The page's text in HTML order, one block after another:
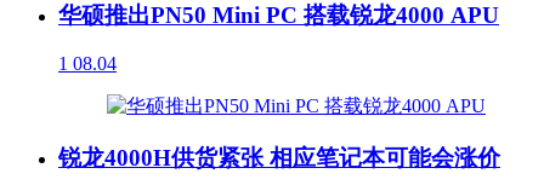
华硕推出PN50 Mini PC 搭载锐龙4000 APU
1 08.04
锐龙4000H供货紧张 相应笔记本可能会涨价